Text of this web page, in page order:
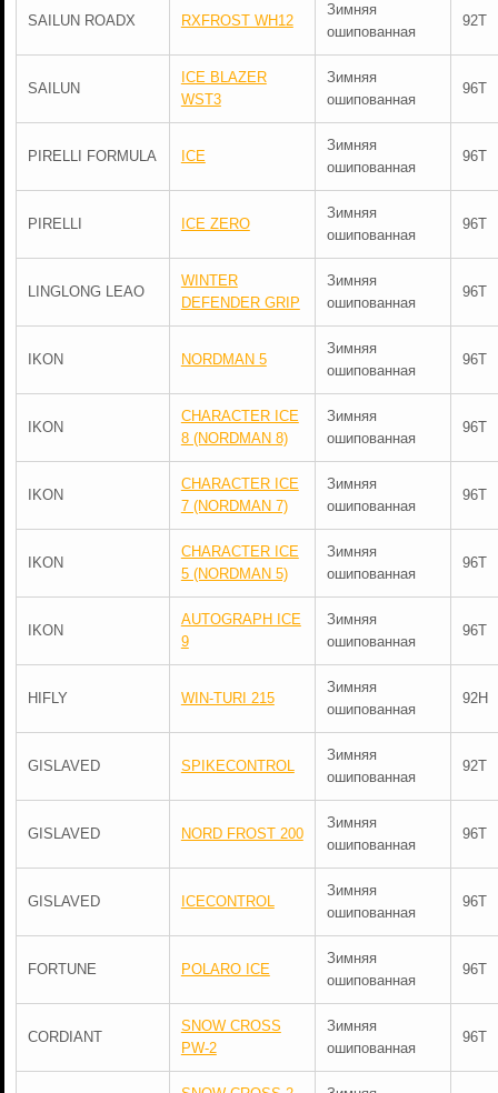
SAILUN ROADX RXFROST WH12
Зимняя
ошипованная
92T
SAILUN
ICE BLAZER
WST3
Зимняя
ошипованная
96T
PIRELLI FORMULA ICE
Зимняя
ошипованная
96T
PIRELLI ICE ZERO
Зимняя
ошипованная
96T
LINGLONG LEAO
WINTER
DEFENDER GRIP
Зимняя
ошипованная
96T
IKON NORDMAN 5
Зимняя
ошипованная
96T
IKON
CHARACTER ICE
8 (NORDMAN 8)
Зимняя
ошипованная
96T
IKON
CHARACTER ICE
7 (NORDMAN 7)
Зимняя
ошипованная
96T
IKON
CHARACTER ICE
5 (NORDMAN 5)
Зимняя
ошипованная
96T
IKON
AUTOGRAPH ICE
9
Зимняя
ошипованная
96T
HIFLY WIN-TURI 215
Зимняя
ошипованная
92H
GISLAVED SPIKECONTROL
Зимняя
ошипованная
92T
GISLAVED NORD FROST 200
Зимняя
ошипованная
96T
GISLAVED ICECONTROL
Зимняя
ошипованная
96T
FORTUNE POLARO ICE
Зимняя
ошипованная
96T
CORDIANT
SNOW CROSS
PW-2
Зимняя
ошипованная
96T